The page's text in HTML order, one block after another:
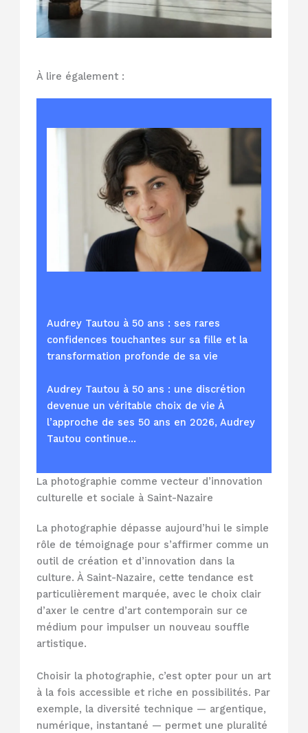
À lire également :
Audrey Tautou à 50 ans : ses rares
confidences touchantes sur sa fille et la
transformation profonde de sa vie
Audrey Tautou à 50 ans : une discrétion
devenue un véritable choix de vie À
l’approche de ses 50 ans en 2026, Audrey
Tautou continue…
La photographie comme vecteur d’innovation
culturelle et sociale à Saint-Nazaire
La photographie dépasse aujourd’hui le simple
rôle de témoignage pour s’affirmer comme un
outil de création et d’innovation dans la
culture. À Saint-Nazaire, cette tendance est
particulièrement marquée, avec le choix clair
d’axer le centre d’art contemporain sur ce
médium pour impulser un nouveau souffle
artistique.
Choisir la photographie, c’est opter pour un art
à la fois accessible et riche en possibilités. Par
exemple, la diversité technique — argentique,
numérique, instantané — permet une pluralité